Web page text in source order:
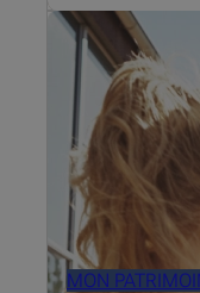
MON
Entre tensions
marchés restent
au second